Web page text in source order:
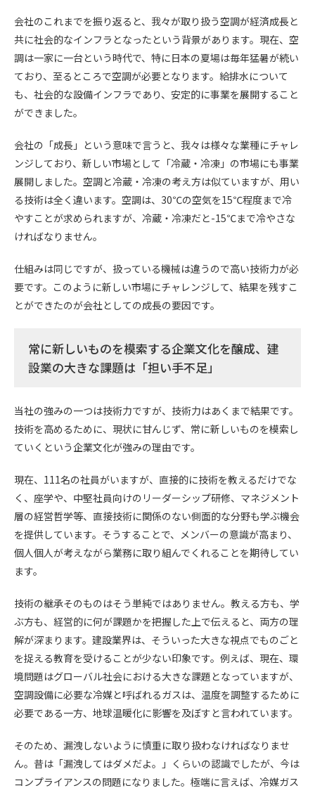
会社のこれまでを振り返ると、我々が取り扱う空調が経済成長と
共に社会的なインフラとなったという背景があります。現在、空
調は一家に一台という時代で、特に日本の夏場は毎年猛暑が続い
ており、至るところで空調が必要となります。給排水について
も、社会的な設備インフラであり、安定的に事業を展開すること
ができました。
会社の「成長」という意味で言うと、我々は様々な業種にチャレ
ンジしており、新しい市場として「冷蔵・冷凍」の市場にも事業
展開しました。空調と冷蔵・冷凍の考え方は似ていますが、用い
る技術は全く違います。空調は、30℃の空気を15℃程度まで冷
やすことが求められますが、冷蔵・冷凍だと-15℃まで冷やさな
ければなりません。
仕組みは同じですが、扱っている機械は違うので高い技術力が必
要です。このように新しい市場にチャレンジして、結果を残すこ
とができたのが会社としての成長の要因です。
常に新しいものを模索する企業文化を醸成、建
設業の大きな課題は「担い手不足」
当社の強みの一つは技術力ですが、技術力はあくまで結果です。
技術を高めるために、現状に甘んじず、常に新しいものを模索し
ていくという企業文化が強みの理由です。
現在、111名の社員がいますが、直接的に技術を教えるだけでな
く、座学や、中堅社員向けのリーダーシップ研修、マネジメント
層の経営哲学等、直接技術に関係のない側面的な分野も学ぶ機会
を提供しています。そうすることで、メンバーの意識が高まり、
個人個人が考えながら業務に取り組んでくれることを期待してい
ます。
技術の継承そのものはそう単純ではありません。教える方も、学
ぶ方も、経営的に何が課題かを把握した上で伝えると、両方の理
解が深まります。建設業界は、そういった大きな視点でものごと
を捉える教育を受けることが少ない印象です。例えば、現在、環
境問題はグローバル社会における大きな課題となっていますが、
空調設備に必要な冷媒と呼ばれるガスは、温度を調整するために
必要である一方、地球温暖化に影響を及ぼすと言われています。
そのため、漏洩しないように慎重に取り扱わなければなりませ
ん。昔は「漏洩してはダメだよ。」くらいの認識でしたが、今は
コンプライアンスの問題になりました。極端に言えば、冷媒ガス